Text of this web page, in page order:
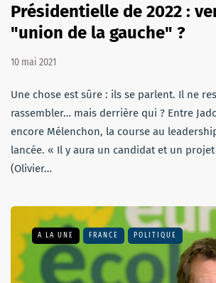
Présidentielle de 2022 :
"union de la gauche" ?
10 mai 2021
Une chose est sûre : ils se parlent. Il ne
rassembler… mais derrière qui ? Entre
encore Mélenchon, la course au
lancée. « Il y aura un candidat et un
(Olivier…
A LA UNE FRANCE POLITIQUE